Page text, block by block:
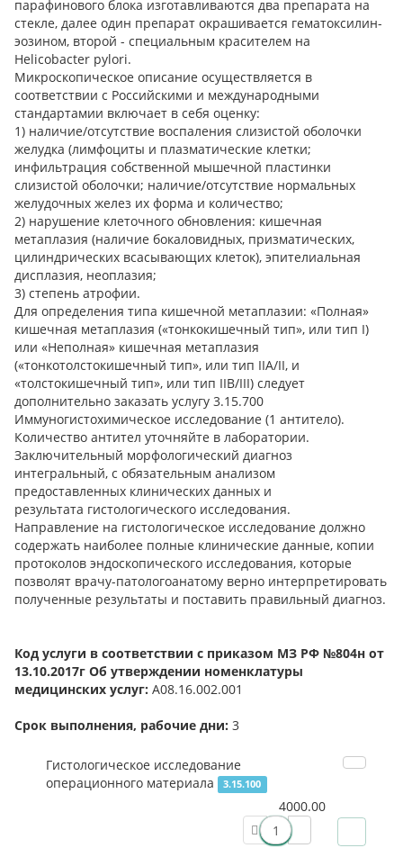
парафинового блока изготавливаются два препарата на
стекле, далее один препарат окрашивается гематоксилин-
эозином, второй - специальным красителем на
Helicobacter pylori.
Микроскопическое описание осуществляется в
соответствии с Российскими и международными
стандартамии включает в себя оценку:
1) наличие/отсутствие воспаления слизистой оболочки
желудка (лимфоциты и плазматические клетки;
инфильтрация собственной мышечной пластинки
слизистой оболочки; наличие/отсутствие нормальных
желудочных желез их форма и количество;
2) нарушение клеточного обновления: кишечная
метаплазия (наличие бокаловидных, призматических,
цилиндрических всасывающих клеток), эпителиальная
дисплазия, неоплазия;
3) степень атрофии.
Для определения типа кишечной метаплазии: «Полная»
кишечная метаплазия («тонкокишечный тип», или тип I)
или «Неполная» кишечная метаплазия
(«тонкотолстокишечный тип», или тип IIA/II, и
«толстокишечный тип», или тип IIB/III) следует
дополнительно заказать услугу 3.15.700
Иммуногистохимическое исследование (1 антитело).
Количество антител уточняйте в лаборатории.
Заключительный морфологический диагноз
интегральный, с обязательным анализом
предоставленных клинических данных и
результата гистологического исследования.
Направление на гистологическое исследование должно
содержать наиболее полные клинические данные, копии
протоколов эндоскопического исследования, которые
позволят врачу-патологоанатому верно интерпретировать
полученные результаты и поставить правильный диагноз.
Код услуги в соответствии с приказом МЗ РФ №804н от
13.10.2017г Об утверждении номенклатуры
медицинских услуг: А08.16.002.001
Срок выполнения, рабочие дни: 3
Гистологическое исследование
операционного материала
3.15.100
4000.00